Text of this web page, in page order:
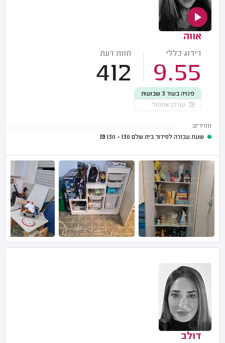
אווה
דירוג כללי
9.55
חוות דעת
412
פנויה בעוד 3 שבועות
עודכן אתמול
מחירים:
שעת עבודה לסידור בית שלם 130 - 130
₪
דולב